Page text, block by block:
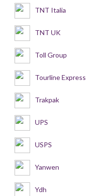
TNT Italia
TNT UK
Toll Group
Tourline Express
Trakpak
UPS
USPS
Yanwen
Ydh